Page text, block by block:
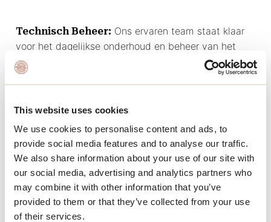
This website uses cookies
We use cookies to personalise content and ads, to
provide social media features and to analyse our traffic.
We also share information about your use of our site with
our social media, advertising and analytics partners who
may combine it with other information that you’ve
provided to them or that they’ve collected from your use
of their services.
Technisch Beheer: Ons ervaren team staat klaar
voor het dagelijkse onderhoud en beheer van het
Neptunusplein, inclusief de winkels en de woningen,
om ervoor te zorgen dat alles soepel verloopt en
Financieel Beheer:We beheren de financiën van
de VVE's nauwkeurig, waaronder budgettering,
facturering en het beheer van het reservefonds, om
een solide financiële basis te waarborgen voor het
behoud en de verbetering van het vastgoed.
Accountmanagement:
Ons team staat altijd klaar
om vragen te beantwoorden en ondersteuning te